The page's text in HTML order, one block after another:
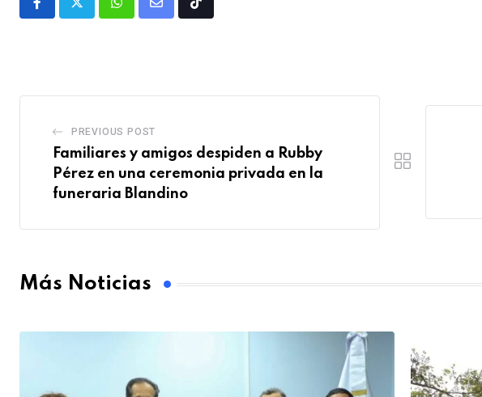
PREVIOUS POST
Familiares y amigos despiden a Rubby
Pérez en una ceremonia privada en la
funeraria Blandino
Más Noticias